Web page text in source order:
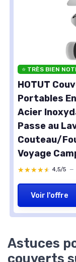
⭐ TRÈS BIEN
HOTUT
Portables
Acier
Passe au
Couteau/
Voyage
★★★★★
★★★★★ 4,5/5 —
Voir l'offre
Astuces
couverts